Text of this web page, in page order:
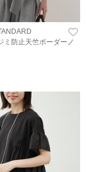
ミ防止天竺ボーダーノ